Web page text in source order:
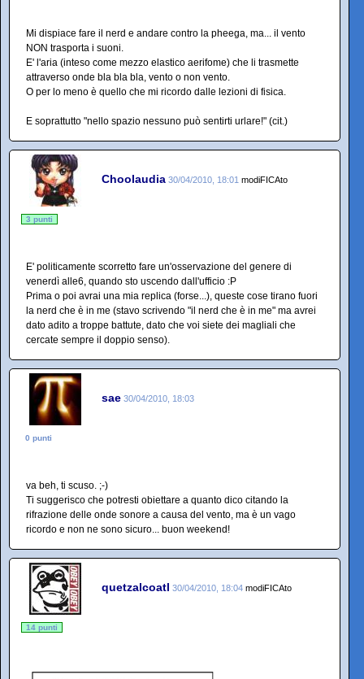
Mi dispiace fare il nerd e andare contro la pheega, ma... il vento
NON trasporta i suoni.
E' l'aria (inteso come mezzo elastico aerifome) che li trasmette
attraverso onde bla bla bla, vento o non vento.
O per lo meno è quello che mi ricordo dalle lezioni di fisica.
E soprattutto "nello spazio nessuno può sentirti urlare!" (cit.)
Choolaudia 30/04/2010, 18:01 modiFICAto
3 punti
E' politicamente scorretto fare un'osservazione del genere di
venerdì alle6, quando sto uscendo dall'ufficio :P
Prima o poi avrai una mia replica (forse...), queste cose tirano fuori
la nerd che è in me (stavo scrivendo "il nerd che è in me" ma avrei
dato adito a troppe battute, dato che voi siete dei magliali che
cercate sempre il doppio senso).
sae 30/04/2010, 18:03
0 punti
va beh, ti scuso. ;-)
Ti suggerisco che potresti obiettare a quanto dico citando la
rifrazione delle onde sonore a causa del vento, ma è un vago
ricordo e non ne sono sicuro... buon weekend!
quetzalcoatl 30/04/2010, 18:04 modiFICAto
14 punti